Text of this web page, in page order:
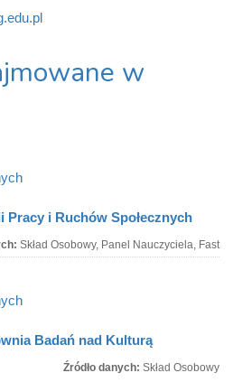
w
Pracy i Ruchów Społecznych
Skład Osobowy, Panel Nauczyciela, Fast
Badań nad Kulturą
Źródło danych: Skład Osobowy